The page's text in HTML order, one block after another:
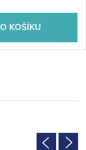
KOŠÍKU